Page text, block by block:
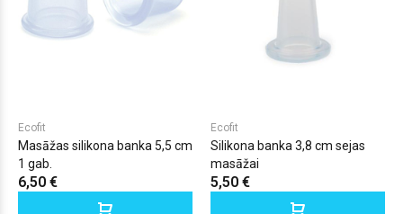
Ecofit
Masāžas silikona banka 5,5 cm
1 gab.
6,50 €
Ecofit
Silikona banka 3,8 cm sejas
masāžai
5,50 €